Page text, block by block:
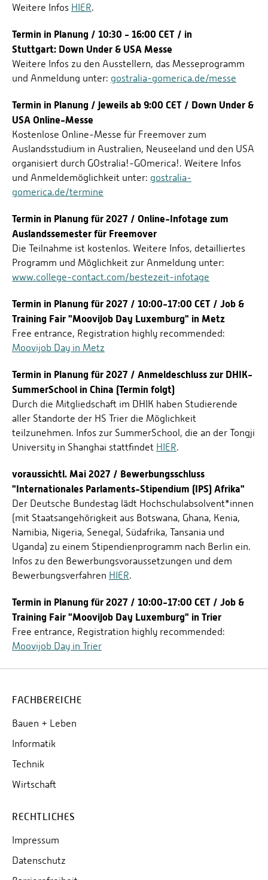
Weitere Infos HIER.
Termin in Planung / 10:30 - 16:00 CET / in
Stuttgart: Down Under & USA Messe
Weitere Infos zu den Ausstellern, das Messeprogramm
und Anmeldung unter: gostralia-gomerica.de/messe
Termin in Planung / jeweils ab 9:00 CET / Down Under &
USA Online-Messe
Kostenlose Online-Messe für Freemover zum
Auslandsstudium in Australien, Neuseeland und den USA
organisiert durch GOstralia!-GOmerica!. Weitere Infos
und Anmeldemöglichkeit unter: gostralia-
gomerica.de/termine
Termin in Planung für 2027 / Online-Infotage zum
Auslandssemester für Freemover
Die Teilnahme ist kostenlos. Weitere Infos, detailliertes
Programm und Möglichkeit zur Anmeldung unter:
www.college-contact.com/bestezeit-infotage
Termin in Planung für 2027 / 10:00-17:00 CET / Job &
Training Fair "Moovijob Day Luxemburg" in Metz
Free entrance, Registration highly recommended:
Moovijob Day in Metz
Termin in Planung für 2027 / Anmeldeschluss zur DHIK-
SummerSchool in China (Termin folgt)
Durch die Mitgliedschaft im DHIK haben Studierende
aller Standorte der HS Trier die Möglichkeit
teilzunehmen. Infos zur SummerSchool, die an der Tongji
University in Shanghai stattfindet HIER.
voraussichtl. Mai 2027 / Bewerbungsschluss
"Internationales Parlaments-Stipendium (IPS) Afrika"
Der Deutsche Bundestag lädt Hochschulabsolvent*innen
(mit Staatsangehörigkeit aus Botswana, Ghana, Kenia,
Namibia, Nigeria, Senegal, Südafrika, Tansania und
Uganda) zu einem Stipendienprogramm nach Berlin ein.
Infos zu den Bewerbungsvoraussetzungen und dem
Bewerbungsverfahren HIER.
Termin in Planung für 2027 / 10:00-17:00 CET / Job &
Training Fair "Moovijob Day Luxemburg" in Trier
Free entrance, Registration highly recommended:
Moovijob Day in Trier
FACHBEREICHE
Bauen + Leben
Informatik
Technik
Wirtschaft
RECHTLICHES
Impressum
Datenschutz